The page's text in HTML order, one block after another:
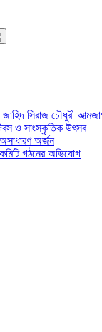
সিরাজ চৌধুরী
ও সাংস্কৃতিক উৎসব
অসাধারণ অর্জন
গঠনের অভিযোগ